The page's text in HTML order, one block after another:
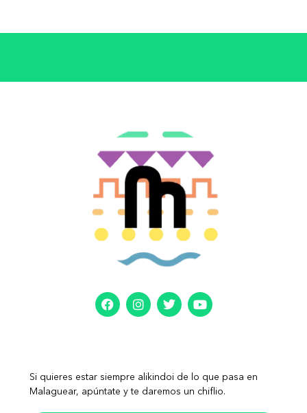
Si quieres estar siempre alikindoi de lo que pasa en
Malaguear, apúntate y te daremos un chiflio.